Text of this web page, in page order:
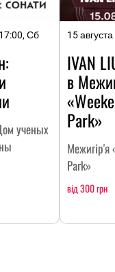
Сб
ученых
15
IVAN
в
Park»
Межигір'я
Park»
від 300 грн